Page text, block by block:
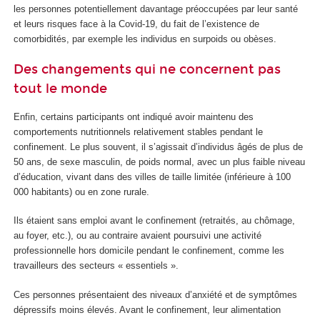
les personnes potentiellement davantage préoccupées par leur santé
et leurs risques face à la Covid-19, du fait de l’existence de
comorbidités, par exemple les individus en surpoids ou obèses.
Des changements qui ne concernent pas
tout le monde
Enfin, certains participants ont indiqué avoir maintenu des
comportements nutritionnels relativement stables pendant le
confinement. Le plus souvent, il s’agissait d’individus âgés de plus de
50 ans, de sexe masculin, de poids normal, avec un plus faible niveau
d’éducation, vivant dans des villes de taille limitée (inférieure à 100
000 habitants) ou en zone rurale.
Ils étaient sans emploi avant le confinement (retraités, au chômage,
au foyer, etc.), ou au contraire avaient poursuivi une activité
professionnelle hors domicile pendant le confinement, comme les
travailleurs des secteurs « essentiels ».
Ces personnes présentaient des niveaux d’anxiété et de symptômes
dépressifs moins élevés. Avant le confinement, leur alimentation